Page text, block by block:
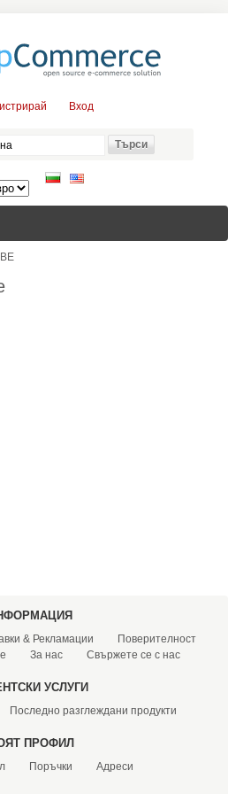
Вход
СИСТЕМИ (6)
& Рекламации
Поверителност
За нас Свържете се с нас
УСЛУГИ
Последно разглеждани продукти
ПРОФИЛ
Поръчки Адреси